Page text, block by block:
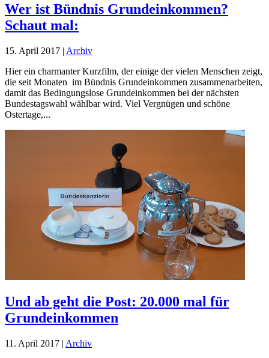
Wer ist Bündnis Grundeinkommen?
Schaut mal:
15. April 2017 | Archiv
Hier ein charmanter Kurzfilm, der einige der vielen Menschen zeigt,
die seit Monaten im Bündnis Grundeinkommen zusammenarbeiten,
damit das Bedingungslose Grundeinkommen bei der nächsten
Bundestagswahl wählbar wird. Viel Vergnügen und schöne
Ostertage,...
Und ab geht die Post: 20.000 mal für
Grundeinkommen
11. April 2017 | Archiv